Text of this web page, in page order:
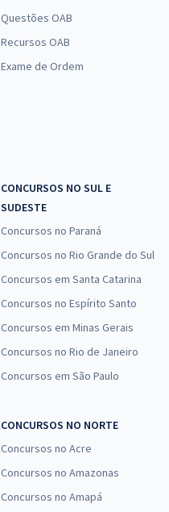
Questões OAB
Recursos OAB
Exame de Ordem
CONCURSOS NO SUL E
SUDESTE
Concursos no Paraná
Concursos no Rio Grande do Sul
Concursos em Santa Catarina
Concursos no Espírito Santo
Concursos em Minas Gerais
Concursos no Rio de Janeiro
Concursos em São Paulo
CONCURSOS NO NORTE
Concursos no Acre
Concursos no Amazonas
Concursos no Amapá